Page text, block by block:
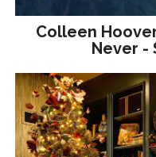
Colleen
Never -